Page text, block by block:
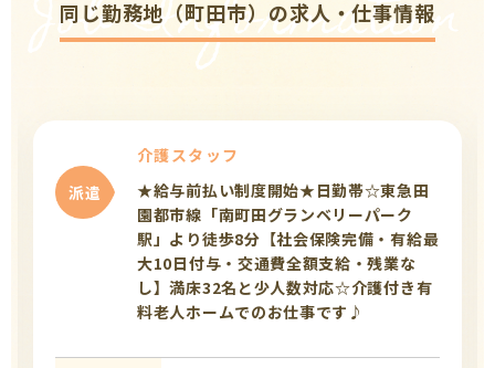
Job Information
同じ勤務地（町田市）の求人・仕事情報
派遣
介護スタッフ
★給与前払い制度開始★日勤帯☆東急田
園都市線「南町田グランベリーパーク
駅」より徒歩8分【社会保険完備・有給最
大10日付与・交通費全額支給・残業な
し】満床32名と少人数対応☆介護付き有
料老人ホームでのお仕事です♪